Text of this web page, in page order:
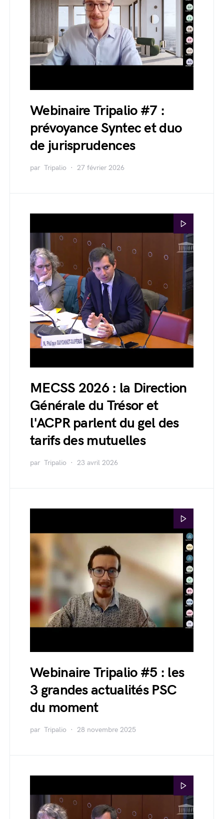
Webinaire Tripalio #7 :
prévoyance Syntec et duo
de jurisprudences
par Tripalio 27 février 2026
MECSS 2026 : la Direction
Générale du Trésor et
l'ACPR parlent du gel des
tarifs des mutuelles
par Tripalio 23 avril 2026
Webinaire Tripalio #5 : les
3 grandes actualités PSC
du moment
par Tripalio 28 novembre 2025